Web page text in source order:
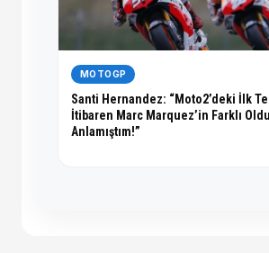
MOTOGP
Santi Hernandez: “Moto2’deki İlk
İtibaren Marc Marquez’in Farklı
Anlamıştım!”